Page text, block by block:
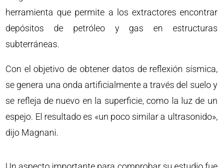
herramienta que permite a los extractores encontrar
depósitos de petróleo y gas en estructuras
subterráneas.
Con el objetivo de obtener datos de reflexión sísmica,
se genera una onda artificialmente a través del suelo y
se refleja de nuevo en la superficie, como la luz de un
espejo. El resultado es «un poco similar a ultrasonido»,
dijo Magnani.